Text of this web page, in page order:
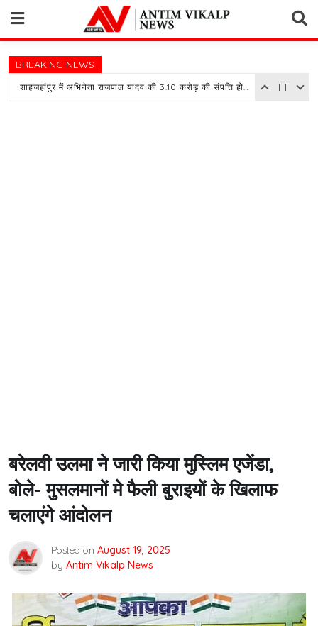
content
BREAKING NEWS
शाहजहांपुर में अभिनेता राजपाल यादव की 3.10 करोड़ की संपत्ति होगी नीलाम, बैंक ने चस्पा किया नोटिस
बरेलवी उलमा ने जारी किया मुस्लिम एजेंडा,
बोले- मुसलमानों मे फैली बुराइयों के खिलाफ
चलाएंगे आंदोलन
Posted on August 19, 2025
by Antim Vikalp News